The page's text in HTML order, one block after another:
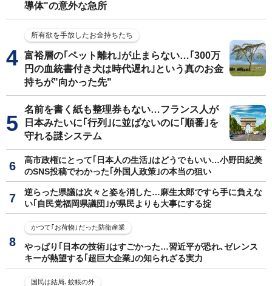
導体"の意外な急所
所有欲を手放したお金持ちたち
富裕層の｢ペット離れ｣が止まらない…｢300万
円の血統書付き犬は時代遅れ｣という真のお金
持ちが"向かった先"
名前を書く紙も整理券もない…フランス人が
日本みたいに｢行列｣に並ばないのに｢順番｣を
守れる謎システム
高市政権にとって｢日本人の生活｣はどうでもいい…小野田紀美
のSNS投稿でわかった｢外国人政策｣の本当の狙い
逆らった県議は次々と姿を消した…麻生太郎ですら手に負えな
い｢自民党福岡県議団｣が県民よりも大事にする掟
かつて｢お荷物｣だった防衛産業
やっぱり｢日本の技術｣はすごかった…習近平が恐れ､ゼレンス
キーが熱望する｢超巨大企業｣の知られざる実力
国民は結局､蚊帳の外